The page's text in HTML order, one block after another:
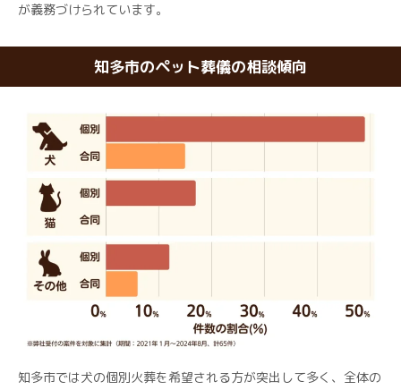
が義務づけられています。
知多市のペット葬儀の相談傾向
知多市では犬の個別火葬を希望される方が突出して多く、全体の